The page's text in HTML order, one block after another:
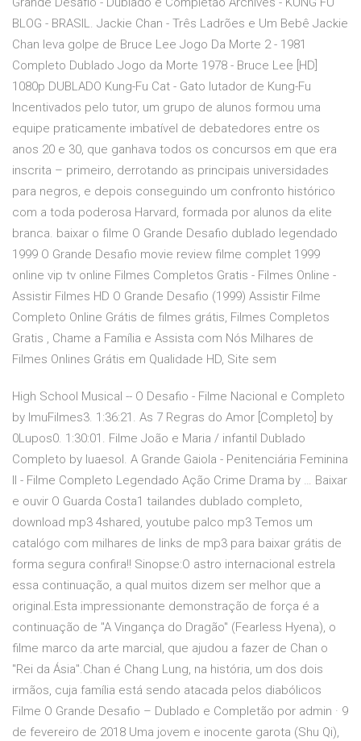
BLOG - BRASIL. Jackie Chan - Três Ladrões e Um Bebê Jackie
Chan leva golpe de Bruce Lee Jogo Da Morte 2 - 1981
Completo Dublado Jogo da Morte 1978 - Bruce Lee [HD]
1080p DUBLADO Kung-Fu Cat - Gato lutador de Kung-Fu
Incentivados pelo tutor, um grupo de alunos formou uma
equipe praticamente imbatível de debatedores entre os
anos 20 e 30, que ganhava todos os concursos em que era
inscrita – primeiro, derrotando as principais universidades
para negros, e depois conseguindo um confronto histórico
com a toda poderosa Harvard, formada por alunos da elite
branca. baixar o filme O Grande Desafio dublado legendado
1999 O Grande Desafio movie review filme complet 1999
online vip tv online Filmes Completos Gratis - Filmes Online -
Assistir Filmes HD O Grande Desafio (1999) Assistir Filme
Completo Online Grátis de filmes grátis, Filmes Completos
Gratis , Chame a Família e Assista com Nós Milhares de
Filmes Onlines Grátis em Qualidade HD, Site sem
High School Musical -- O Desafio - Filme Nacional e Completo
by ImuFilmes3. 1:36:21. As 7 Regras do Amor [Completo] by
0Lupos0. 1:30:01. Filme João e Maria / infantil Dublado
Completo by luaesol. A Grande Gaiola - Penitenciária Feminina
II - Filme Completo Legendado Ação Crime Drama by … Baixar
e ouvir O Guarda Costa1 tailandes dublado completo,
download mp3 4shared, youtube palco mp3 Temos um
catalógo com milhares de links de mp3 para baixar grátis de
forma segura confira!! Sinopse:O astro internacional estrela
essa continuação, a qual muitos dizem ser melhor que a
original.Esta impressionante demonstração de força é a
continuação de "A Vingança do Dragão" (Fearless Hyena), o
filme marco da arte marcial, que ajudou a fazer de Chan o
"Rei da Ásia".Chan é Chang Lung, na história, um dos dois
irmãos, cuja família está sendo atacada pelos diabólicos
Filme O Grande Desafio – Dublado e Completão por admin · 9
de fevereiro de 2018 Uma jovem e inocente garota (Shu Qi),